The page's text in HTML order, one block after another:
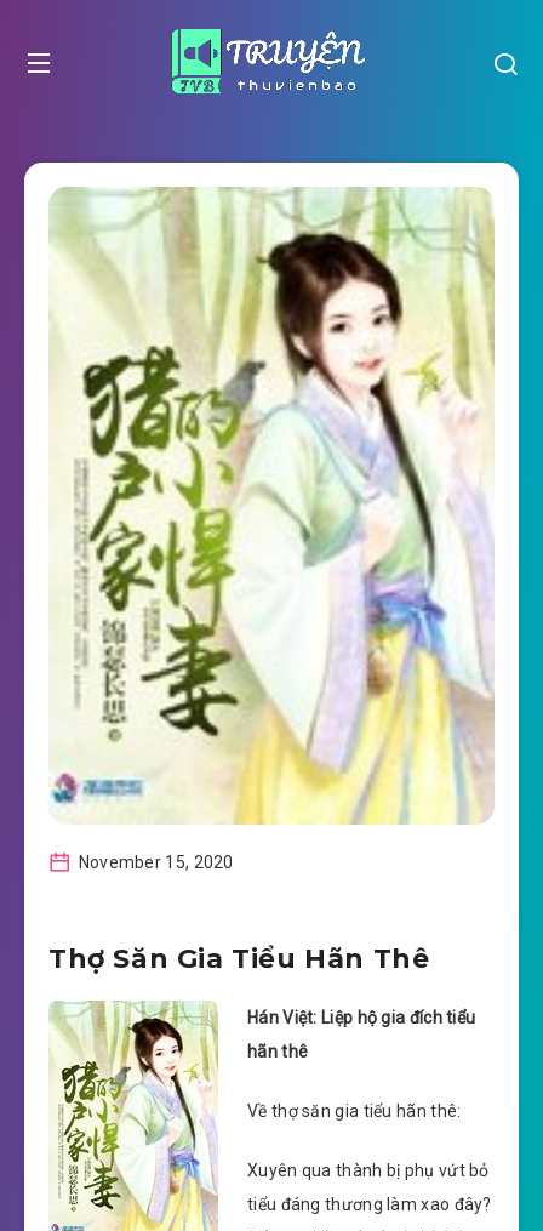
November 15, 2020
Thợ Săn Gia Tiểu Hãn Thê
Hán Việt: Liệp hộ gia đích tiểu
hãn thê
Về thợ săn gia tiểu hãn thê:
Xuyên qua thành bị phụ vứt bỏ
tiểu đáng thương làm xao đây?